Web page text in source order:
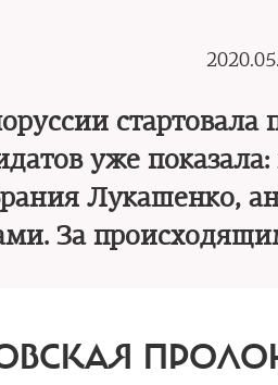
стартовала
уже
Лукашенко,
За